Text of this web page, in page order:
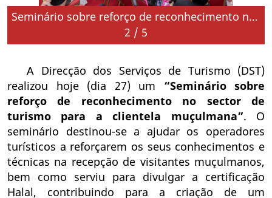
Seminário sobre reforço de reconhecimento no sector de turismo para a clientela muçulmana
2 / 5
A Direcção dos Serviços de Turismo (DST)
realizou hoje (dia 27) um “Seminário sobre
reforço de reconhecimento no sector de
turismo para a clientela muçulmana”. O
seminário destinou-se a ajudar os operadores
turísticos a reforçarem os seus conhecimentos e
técnicas na recepção de visitantes muçulmanos,
bem como serviu para divulgar a certificação
Halal, contribuindo para a criação de um